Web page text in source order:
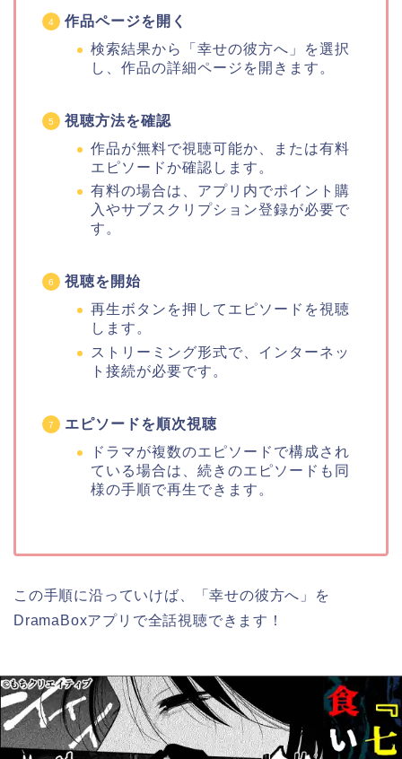
作品ページを開く
検索結果から「幸せの彼方へ」を選択
し、作品の詳細ページを開きます。
視聴方法を確認
作品が無料で視聴可能か、または有料
エピソードか確認します。
有料の場合は、アプリ内でポイント購
入やサブスクリプション登録が必要で
す。
視聴を開始
再生ボタンを押してエピソードを視聴
します。
ストリーミング形式で、インターネッ
ト接続が必要です。
エピソードを順次視聴
ドラマが複数のエピソードで構成され
ている場合は、続きのエピソードも同
様の手順で再生できます。
この手順に沿っていけば、「幸せの彼方へ」を
DramaBoxアプリで全話視聴できます！